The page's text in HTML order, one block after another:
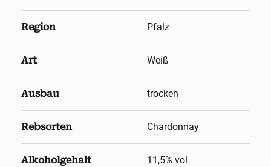
Region Pfalz
Art Weiß
Ausbau trocken
Rebsorten Chardonnay
Alkoholgehalt 11,5% vol